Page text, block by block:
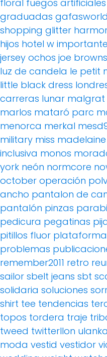
floral fuegos artificiales
graduadas gafasworld
shopping glitter
hijos hotel w importante
jersey ochos joe browns
luz de candela le petit
little black dress
carreras lunar malgrat
marlos mataró parc
menorca merkal
military miss madelaine
inclusiva monos
york neón normcore
october operación
ancho pantalon de
pantalón pinzas
pedicura pegatinas
pitillos fluor
problemas
remember2011 retro
sailor sbelt jeans sbt
solidaria soluciones
shirt tee tendencias
topos tordera traje
tweed twitterllon ulanka
moda vestid vestidor